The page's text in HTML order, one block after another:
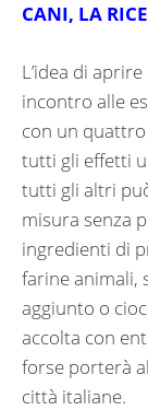
CANI, LA
L’idea di
incontro alle
con un quattro
tutti gli effetti
tutti gli altri
misura senza
ingredienti di
farine animali,
aggiunto o
accolta con
forse porterà
città italiane.